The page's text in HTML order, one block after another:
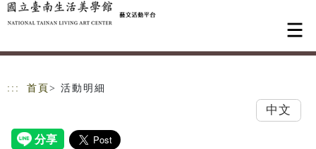
跳到主要內容
網站導覽
::: 首頁 > 活動明細
中文